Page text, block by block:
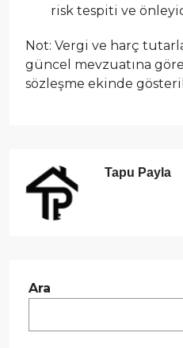
risk tespiti ve
Not: Vergi ve harç
güncel mevzuatına göre
sözleşme ekinde
Tapu Payla
Ara